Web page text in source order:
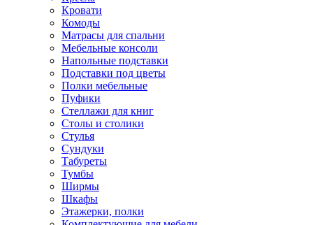
Кровати
Комоды
Матрасы для спальни
Мебельные консоли
Напольные подставки
Подставки под цветы
Полки мебельные
Пуфики
Стеллажи для книг
Столы и столики
Стулья
Сундуки
Табуреты
Тумбы
Ширмы
Шкафы
Этажерки, полки